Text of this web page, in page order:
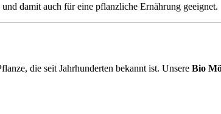
damit auch für eine pflanzliche Ernährung geeignet.
die seit Jahrhunderten bekannt ist. Unsere Bio